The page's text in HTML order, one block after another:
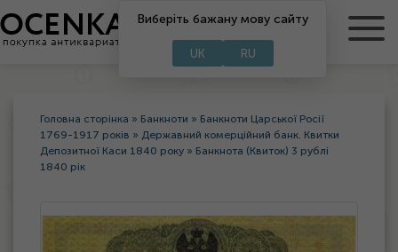
RU
Виберіть бажану мову сайту
UK RU
Головна сторінка » Банкноти » Банкноти Царської Росії
1769-1917 років » Державний комерційний банк. Квитки
Депозитної Каси 1840 року » Банкнота (Квиток) 3 рублі
1840 рік